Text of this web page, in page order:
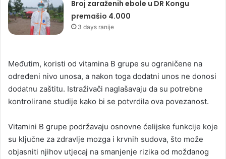
Broj zaraženih ebole u DR Kongu
premašio 4.000
3 days ranije
Međutim, koristi od vitamina B grupe su ograničene na
određeni nivo unosa, a nakon toga dodatni unos ne donosi
dodatnu zaštitu. Istraživači naglašavaju da su potrebne
kontrolirane studije kako bi se potvrdila ova povezanost.
Vitamini B grupe podržavaju osnovne ćelijske funkcije koje
su ključne za zdravlje mozga i krvnih sudova, što može
objasniti njihov utjecaj na smanjenje rizika od moždanog